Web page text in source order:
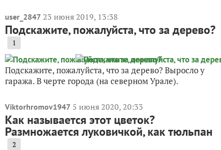
user_2847 23 июня 2019, 13:38
Подскажите, пожалуйста, что за дерево?
1
Подскажите, пожалуйста, что за дерево? Выросло у
гаража. В черте города (на северном Урале).
Viktorhromov1947 5 июня 2020, 20:33
Как называется этот цветок?
Размножается луковичкой, как тюльпан
2